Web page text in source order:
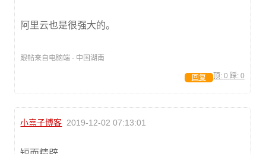
阿里云也是很强大的。
跟帖来自电脑端 · 中国湖南
顶: 0 踩: 0
回复
小熹子博客 2019-12-02 07:13:01